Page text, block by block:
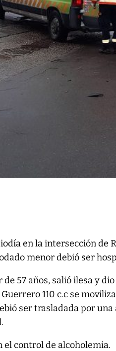
en la intersección de
menor debió ser
57 años, salió ilesa y
110 c.c se
ser trasladada por
control de alcoholemia.